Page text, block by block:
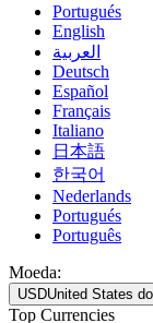
Portugués
English
العربية
Deutsch
Español
Français
Italiano
日本語
한국어
Nederlands
Portugués
Português
Moeda:
USDUnited States
Top Currencies